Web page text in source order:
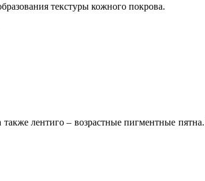
текстуры кожного покрова.
лентиго – возрастные пигментные